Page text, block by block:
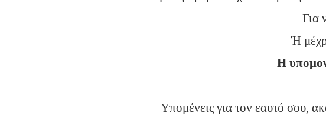
Για
Ή
Η
Υπομένεις για τον εαυτό σου,